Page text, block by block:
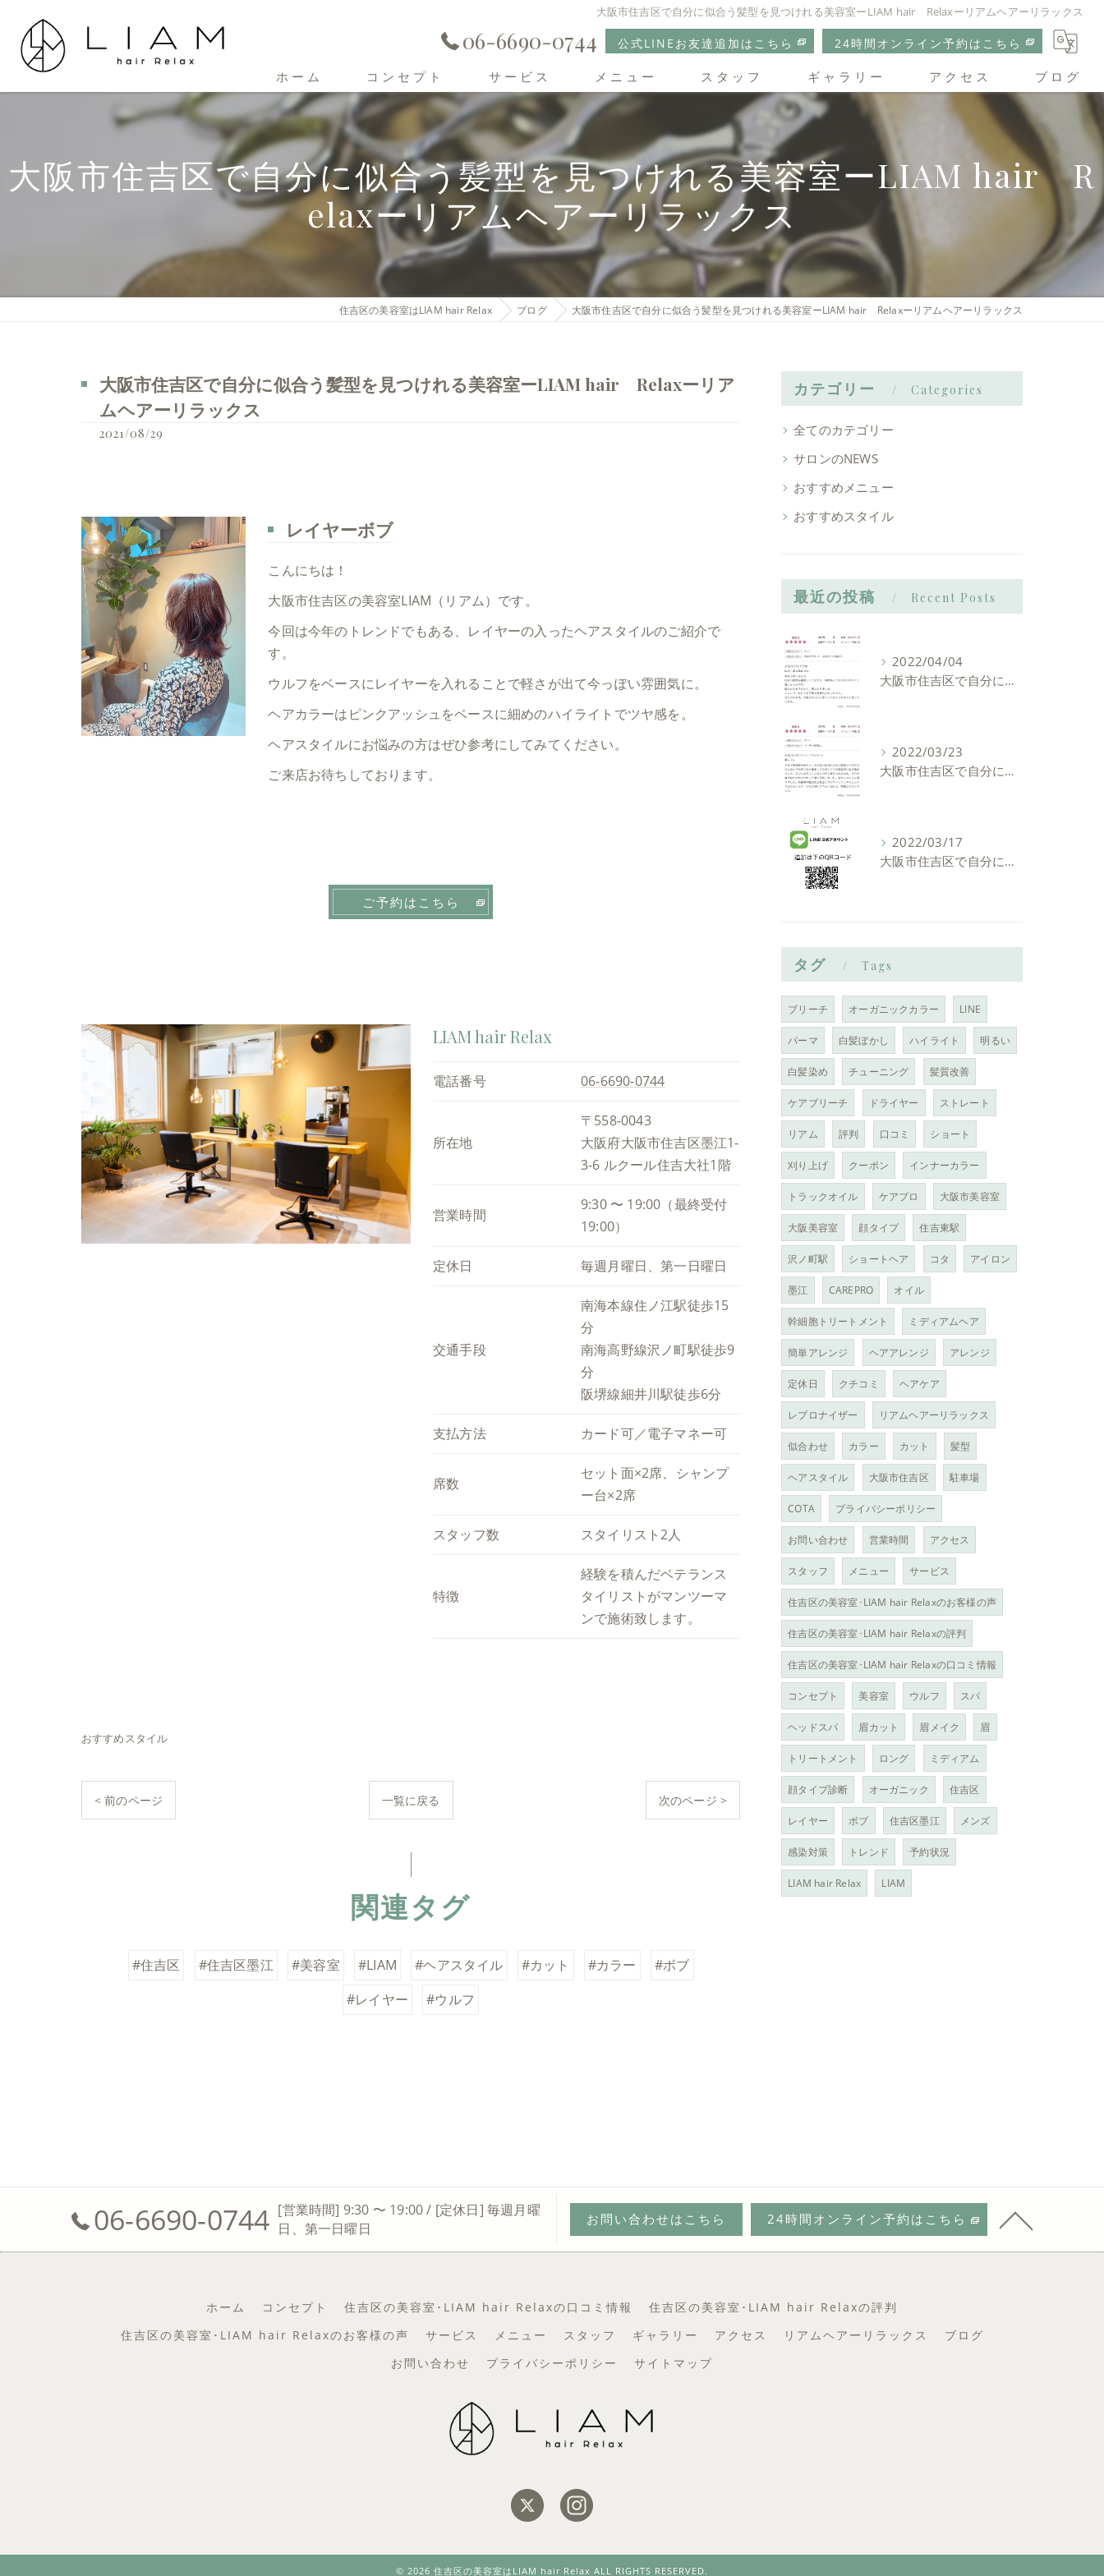
大阪市住吉区で自分に似合う髪型を見つけれる美容室ーLIAM hair Relaxーリアムヘアーリラックス
06-6690-0744 公式LINEお友達追加はこちら 24時間オンライン予約はこちら
ホーム コンセプト
住吉区の美容室･LIAM hair Relaxの口コミ情報
住吉区の美容室･LIAM hair Relaxの評判
住吉区の美容室･LIAM hair Relaxのお客様の声
サービス メニュー スタッフ ギャラリー アクセス
リアムヘアーリラックス
ブログ
大阪市住吉区で自分に似合う髪型を見つけれる美容室ーLIAM hair R
elaxーリアムヘアーリラックス
住吉区の美容室はLIAM hair Relax ブログ 大阪市住吉区で自分に似合う髪型を見つけれる美容室ーLIAM hair Relaxーリアムヘアーリラックス
大阪市住吉区で自分に似合う髪型を見つけれる美容室ーLIAM hair Relaxーリア
ムヘアーリラックス
2021/08/29
レイヤーボブ
こんにちは！
大阪市住吉区の美容室LIAM（リアム）です。
今回は今年のトレンドでもある、レイヤーの入ったヘアスタイルのご紹介で
す。
ウルフをベースにレイヤーを入れることで軽さが出て今っぽい雰囲気に。
ヘアカラーはピンクアッシュをベースに細めのハイライトでツヤ感を。
ヘアスタイルにお悩みの方はぜひ参考にしてみてください。
ご来店お待ちしております。
ご予約はこちら
LIAM hair Relax
電話番号 06-6690-0744
所在地
〒558-0043
大阪府大阪市住吉区墨江1-
3-6 ルクール住吉大社1階
営業時間
9:30 〜 19:00（最終受付
19:00）
定休日 毎週月曜日、第一日曜日
交通手段
南海本線住ノ江駅徒歩15
分
南海高野線沢ノ町駅徒歩9
分
阪堺線細井川駅徒歩6分
支払方法 カード可／電子マネー可
席数
セット面×2席、シャンプ
ー台×2席
スタッフ数 スタイリスト2人
特徴
経験を積んだベテランス
タイリストがマンツーマ
ンで施術致します。
おすすめスタイル
< 前のページ 一覧に戻る 次のページ >
関連タグ
#住吉区 #住吉区墨江 #美容室 #LIAM #ヘアスタイル #カット #カラー
#ボブ
#レイヤー
#ウルフ
カテゴリー Categories
全てのカテゴリー
サロンのNEWS
おすすめメニュー
おすすめスタイル
最近の投稿 Recent Posts
2022/04/04
大阪市住吉区で自分に似合う髪型を見つけれる美容室ーLIAM hair Relaxーリアムヘアーリラックス
2022/03/23
大阪市住吉区で自分に似合う髪型を見つけれる美容室ーLIAM hair Relaxーリアムヘアーリラックス
2022/03/17
大阪市住吉区で自分に似合う髪型を見つけれる美容室ーLIAM hair Relaxーリアムヘアーリラックス
タグ Tags
ブリーチ オーガニックカラー LINE
パーマ 白髪ぼかし ハイライト 明るい
白髪染め チューニング 髪質改善
ケアブリーチ ドライヤー ストレート
リアム 評判 口コミ ショート
刈り上げ クーポン インナーカラー
トラックオイル ケアプロ 大阪市美容室
大阪美容室 顔タイプ 住吉東駅
沢ノ町駅 ショートヘア コタ アイロン
墨江 CAREPRO オイル
幹細胞トリートメント ミディアムヘア
簡単アレンジ ヘアアレンジ アレンジ
定休日 クチコミ ヘアケア
レプロナイザー リアムヘアーリラックス
似合わせ カラー カット 髪型
ヘアスタイル 大阪市住吉区 駐車場
COTA プライバシーポリシー
お問い合わせ 営業時間 アクセス
スタッフ メニュー サービス
住吉区の美容室･LIAM hair Relaxのお客様の声
住吉区の美容室･LIAM hair Relaxの評判
住吉区の美容室･LIAM hair Relaxの口コミ情報
コンセプト 美容室 ウルフ スパ
ヘッドスパ 眉カット 眉メイク 眉
トリートメント ロング ミディアム
顔タイプ診断 オーガニック 住吉区
レイヤー ボブ 住吉区墨江 メンズ
感染対策 トレンド 予約状況
LIAM hair Relax LIAM
06-6690-0744 [営業時間] 9:30 〜 19:00 / [定休日] 毎週月曜
日、第一日曜日
お問い合わせはこちら 24時間オンライン予約はこちら
ホーム コンセプト 住吉区の美容室･LIAM hair Relaxの口コミ情報
住吉区の美容室･LIAM hair Relaxの評判
住吉区の美容室･LIAM hair Relaxのお客様の声
サービス メニュー スタッフ ギャラリー アクセス リアムヘアーリラックス
ブログ
お問い合わせ
プライバシーポリシー サイトマップ
© 2026 住吉区の美容室はLIAM hair Relax ALL RIGHTS RESERVED.